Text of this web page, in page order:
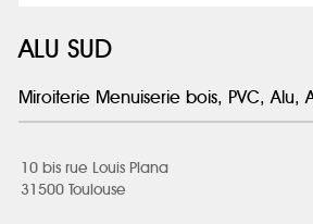
ALU SUD
Miroiterie Menuiserie bois, PVC, Alu,
10 bis rue Louis Plana
31500 Toulouse